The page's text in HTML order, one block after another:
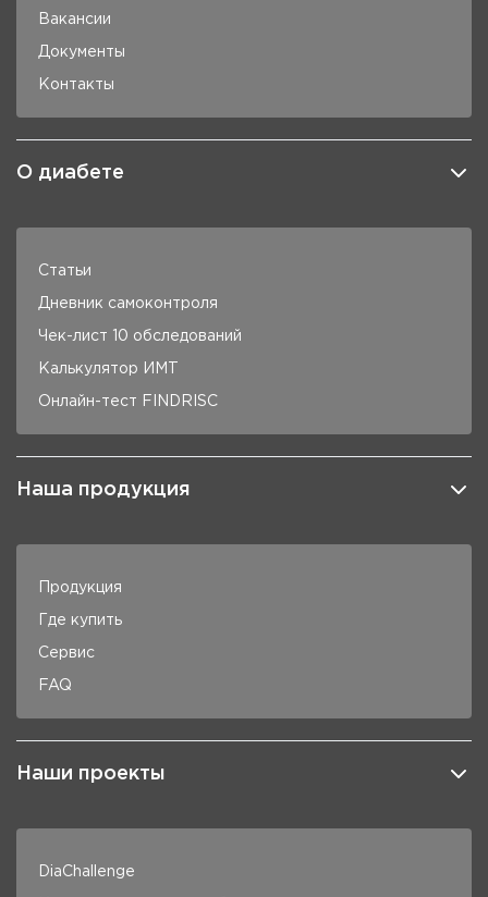
Вакансии
Документы
Контакты
О диабете
Статьи
Дневник самоконтроля
Чек-лист 10 обследований
Калькулятор ИМТ
Онлайн-тест FINDRISC
Наша продукция
Продукция
Где купить
Сервис
FAQ
Наши проекты
DiaChallenge